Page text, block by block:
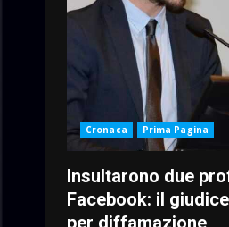
Cronaca Prima Pagina
Insultarono due
Facebook: il
per diffamazione